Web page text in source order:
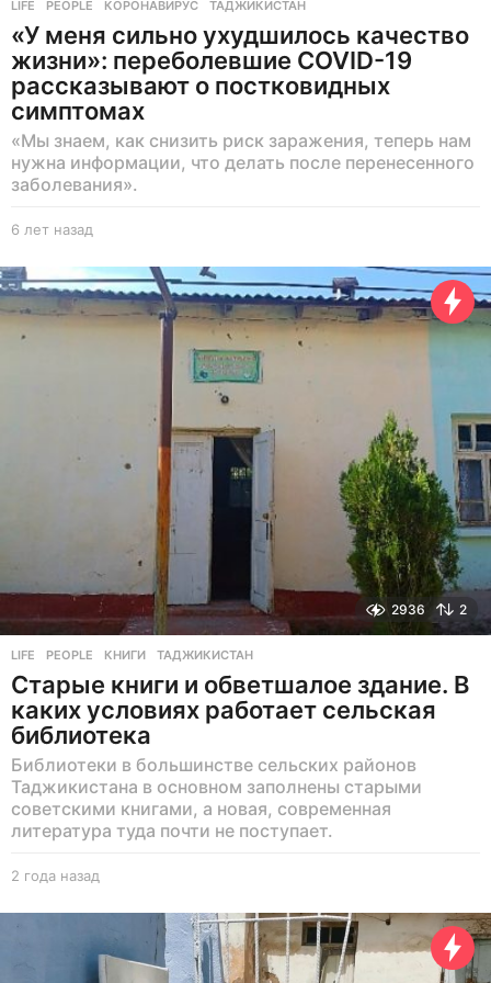
LIFE ,PEOPLE КОРОНАВИРУС ,ТАДЖИКИСТАН
«У меня сильно ухудшилось качество
жизни»: переболевшие COVID-19
рассказывают о постковидных
симптомах
«Мы знаем, как снизить риск заражения, теперь нам
нужна информации, что делать после перенесенного
заболевания».
6 лет назад
е
т
н
2936 2
LIFE ,PEOPLE КНИГИ ,ТАДЖИКИСТАН
Старые книги и обветшалое здание. В
каких условиях работает сельская
библиотека
Библиотеки в большинстве сельских районов
Таджикистана в основном заполнены старыми
советскими книгами, а новая, современная
литература туда почти не поступает.
2 года назад
о
а